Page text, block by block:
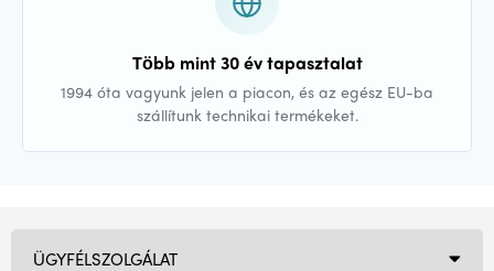
Több mint 30 év tapasztalat
1994 óta vagyunk jelen a piacon, és az egész EU-ba
szállítunk technikai termékeket.
ÜGYFÉLSZOLGÁLAT